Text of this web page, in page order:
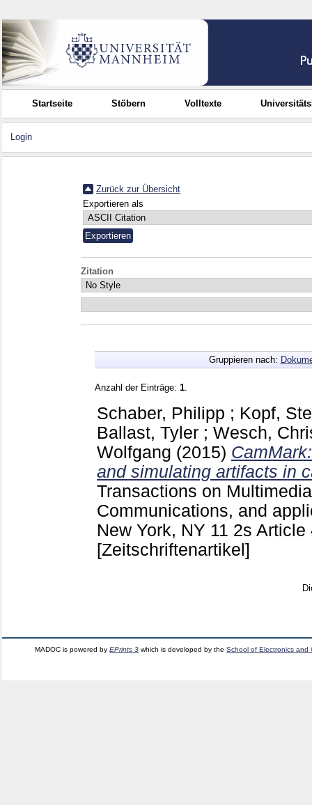
Startseite Stöbern Volltexte
Login
Zurück zur Übersicht
Exportieren als
Zitation
Gruppieren nach:
Anzahl der Einträge: 1
Schaber, Philipp ; Kopf,
Ballast, Tyler ; Wesch,
Wolfgang (2015)
and simulating artifacts in
Transactions on
Communications, and
New York, NY 11 2s Article
[Zeitschriftenartikel]
MADOC is powered byEPrints 3 which is developed by theSchool of Electronics and